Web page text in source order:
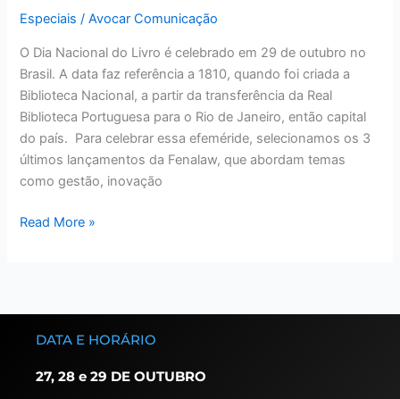
Especiais /Avocar Comunicação
O Dia Nacional do Livro é celebrado em 29 de outubro no
Brasil. A data faz referência a 1810, quando foi criada a
Biblioteca Nacional, a partir da transferência da Real
Biblioteca Portuguesa para o Rio de Janeiro, então capital
do país. Para celebrar essa efeméride, selecionamos os 3
últimos lançamentos da Fenalaw, que abordam temas
como gestão, inovação
Read More »
DATA E HORÁRIO
27, 28 e 29 DE OUTUBRO